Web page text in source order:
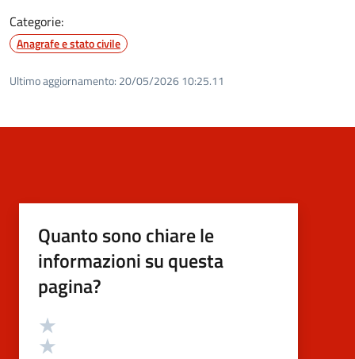
Categorie:
Anagrafe e stato civile
Ultimo aggiornamento: 20/05/2026 10:25.11
Quanto sono chiare le
informazioni su questa
pagina?
Valutazione